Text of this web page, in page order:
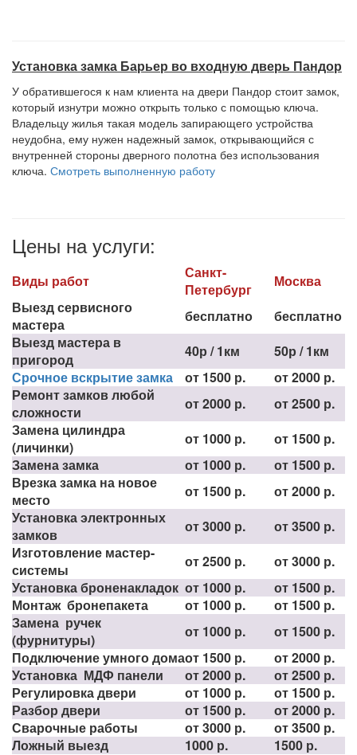
Установка замка Барьер во входную дверь Пандор
У обратившегося к нам клиента на двери Пандор стоит замок,
который изнутри можно открыть только с помощью ключа.
Владельцу жилья такая модель запирающего устройства
неудобна, ему нужен надежный замок, открывающийся с
внутренней стороны дверного полотна без использования
ключа. Смотреть выполненную работу
Цены на услуги:
Виды работ
Санкт-
Петербург
Москва
Выезд сервисного
мастера
бесплатно
бесплатно
Выезд мастера в
пригород
40р / 1км
50р / 1км
Срочное вскрытие замка
от 1500 р.
от 2000 р.
Ремонт замков любой
сложности
от 2000 р.
от 2500 р.
Замена цилиндра
(личинки)
от 1000 р.
от 1500 р.
Замена замка
от 1000 р.
от 1500 р.
Врезка замка на новое
место
от 1500 р.
от 2000 р.
Установка электронных
замков
от 3000 р.
от 3500 р.
Изготовление мастер-
системы
от 2500 р.
от 3000 р.
Установка броненакладок от 1000 р.
от 1500 р.
Монтаж бронепакета
от 1000 р.
от 1500 р.
Замена ручек
(фурнитуры)
от 1000 р.
от 1500 р.
Подключение умного домаот 1500 р.
от 2000 р.
Установка МДФ панели
от 2000 р.
от 2500 р.
Регулировка двери
от 1000 р.
от 1500 р.
Разбор двери
от 1500 р.
от 2000 р.
Сварочные работы
от 3000 р.
от 3500 р.
Ложный выезд
1000 р. 1500 р.